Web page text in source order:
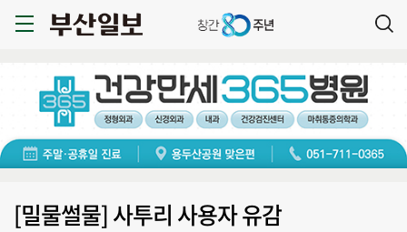
[밀물썰물] 사투리 사용자 유감